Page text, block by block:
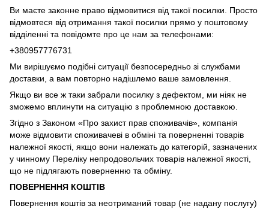
Ви маєте законне право відмовитися від такої посилки. Просто
відмовтеся від отримання такої посилки прямо у поштовому
відділенні та повідомте про це нам за телефонами:
+380957776731
Ми вирішуємо подібні ситуації безпосередньо зі службами
доставки, а вам повторно надішлемо ваше замовлення.
Якщо ви все ж таки забрали посилку з дефектом, ми ніяк не
зможемо вплинути на ситуацію з проблемною доставкою.
Згідно з Законом «Про захист прав споживачів», компанія
може відмовити споживачеві в обміні та поверненні товарів
належної якості, якщо вони належать до категорій, зазначених
у чинному Переліку непродовольчих товарів належної якості,
що не підлягають поверненню та обміну.
ПОВЕРНЕННЯ КОШТІВ
Повернення коштів за неотриманий товар (не надану послугу)